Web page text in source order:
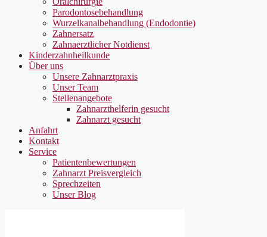
Parodontosebehandlung
Wurzelkanalbehandlung (Endodontie)
Zahnersatz
Zahnaerztlicher Notdienst
Kinderzahnheilkunde
Über uns
Unsere Zahnarztpraxis
Unser Team
Stellenangebote
Zahnarzthelferin gesucht
Zahnarzt gesucht
Anfahrt
Kontakt
Service
Patientenbewertungen
Zahnarzt Preisvergleich
Sprechzeiten
Unser Blog